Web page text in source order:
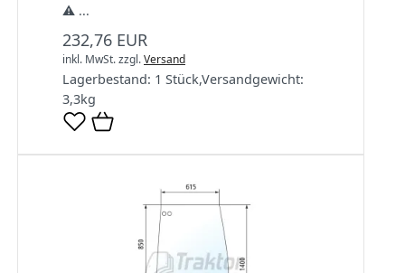
⚠️ ...
232,76 EUR
inkl. MwSt.zzgl.Versand
Lagerbestand: 1 Stück,Versandgewicht:
3,3kg